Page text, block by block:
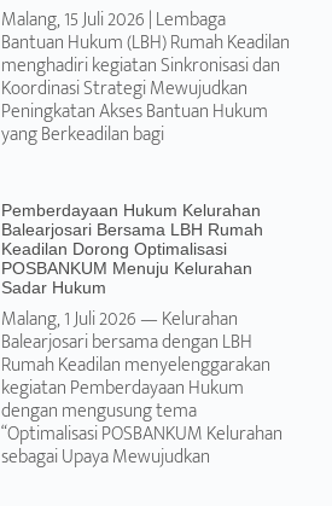
Malang, 15 Juli 2026 | Lembaga
Bantuan Hukum (LBH) Rumah Keadilan
menghadiri kegiatan Sinkronisasi dan
Koordinasi Strategi Mewujudkan
Peningkatan Akses Bantuan Hukum
yang Berkeadilan bagi
Pemberdayaan Hukum Kelurahan
Balearjosari Bersama LBH Rumah
Keadilan Dorong Optimalisasi
POSBANKUM Menuju Kelurahan
Sadar Hukum
Malang, 1 Juli 2026 — Kelurahan
Balearjosari bersama dengan LBH
Rumah Keadilan menyelenggarakan
kegiatan Pemberdayaan Hukum
dengan mengusung tema
“Optimalisasi POSBANKUM Kelurahan
sebagai Upaya Mewujudkan